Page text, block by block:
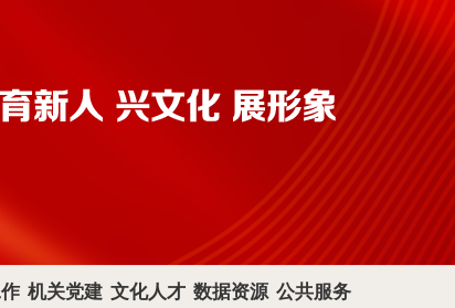
机关党建 文化人才 数据资源 公共服务